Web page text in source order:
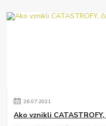
26.07.2021
Ako vznikli CATASTROFY,